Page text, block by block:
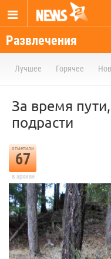
Развлечения
Лучшее Горячее
За время
подрасти
отметили
67
в архиве